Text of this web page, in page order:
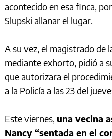
acontecido en esa finca,
Slupski allanar el lugar.
A su vez, el magistrado de
mediante exhorto, pidió a
que autorizara el
a la Policía a las 23 del
Este viernes, una vecina
Nancy “sentada en el